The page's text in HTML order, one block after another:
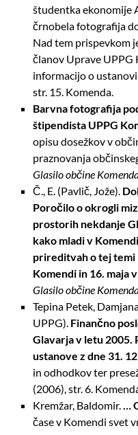
študentka ekonomije
črnobela fotografija
Nad tem prispevkom
članov Uprave
informacijo o
str. 15. Komenda.
Barvna fotografija
štipendista UPPG
opisu dosežkov v
praznovanja
Glasilo občine
Č., E. (Pavlič, Jože).
Poročilo o okrogli
prostorih nekdanje
kako mladi v
prireditvah o tej temi
Komendi in 16. maja
Glasilo občine
Tepina Petek,
UPPG). Finančno
Glavarja v letu 2005.
ustanove z dne 31.
in odhodkovter
(2006), str. 6.
Kremžar, Baldomir.…
čase v Komendi svet